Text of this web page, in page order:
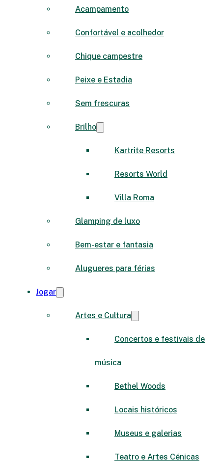
Acampamento
Confortável e acolhedor
Chique campestre
Peixe e Estadia
Sem frescuras
Brilho
Kartrite Resorts
Resorts World
Villa Roma
Glamping de luxo
Bem-estar e fantasia
Alugueres para férias
Jogar
Artes e Cultura
Concertos e festivais de
música
Bethel Woods
Locais históricos
Museus e galerias
Teatro e Artes Cénicas